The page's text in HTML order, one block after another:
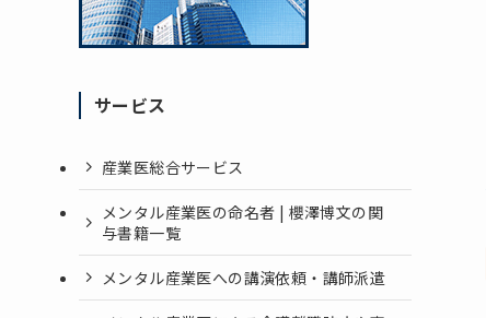
サービス
産業医総合サービス
メンタル産業医の命名者 | 櫻澤博文の関
与書籍一覧
メンタル産業医への講演依頼・講師派遣